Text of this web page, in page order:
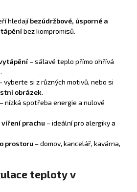
hledajíbezúdržbové, úsporné a
bez kompromisů.
– sálavé teplo přímo ohřívá
vyberte si z různých motivů, nebo si
obrázek.
– nízká spotřeba energie a nulové
víření prachu – ideální pro alergiky a
prostoru – domov, kancelář, kavárna,
teploty v